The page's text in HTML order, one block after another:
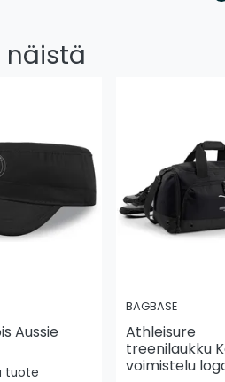
Aussie
tuote
BAGBASE
Athleisure
treenilaukku
voimistelu